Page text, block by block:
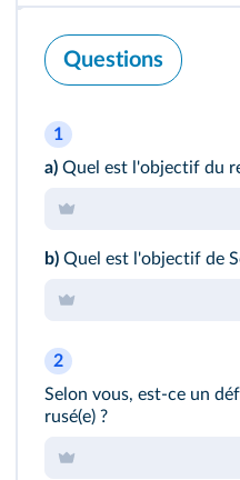
Questions
1
a) Quel est l'objectif du
b) Quel est l'objectif de
2
Selon vous, est-ce un
rusé(e) ?